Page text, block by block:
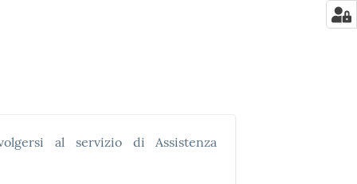
al servizio di Assistenza